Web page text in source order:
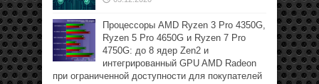
Процессоры AMD Ryzen 3 Pro 4350G,
Ryzen 5 Pro 4650G и Ryzen 7 Pro
4750G: до 8 ядер Zen2 и
интегрированный GPU AMD Radeon
при ограниченной доступности для покупателей